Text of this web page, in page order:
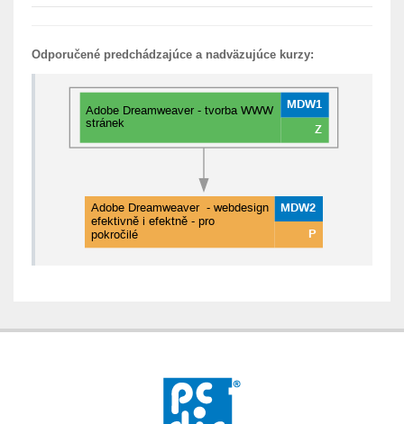
Odporučené predchádzajúce a nadväzujúce kurzy: